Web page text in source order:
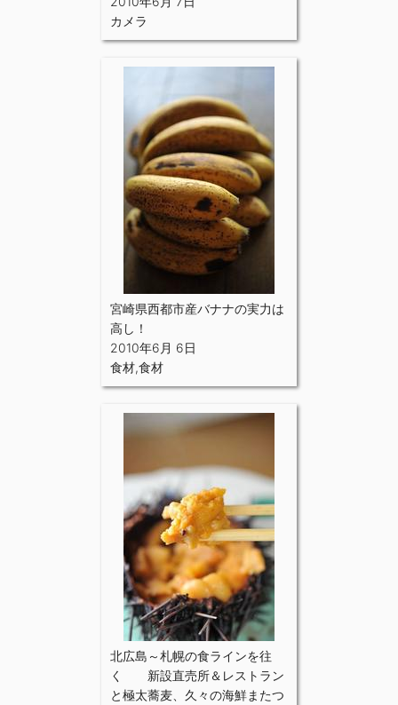
カメラ
宮崎県西都市産バナナの実力は
高し！
2010年6月 6日
食材,食材
北広島～札幌の食ラインを往
く 新設直売所＆レストラン
と極太蕎麦、久々の海鮮またつ